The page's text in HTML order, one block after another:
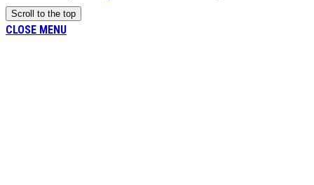
Scroll to the top
CLOSE MENU